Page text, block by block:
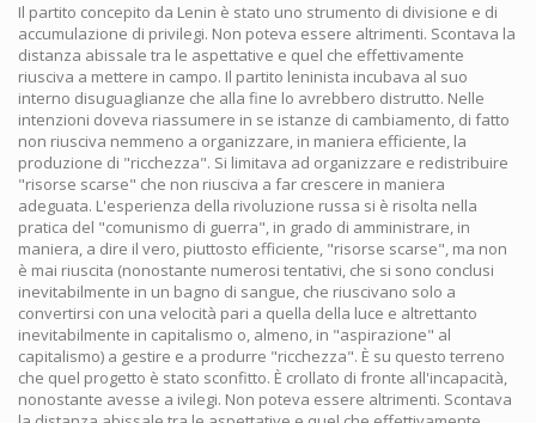
Il partito concepito da Lenin è stato uno strumento di divisione e di
accumulazione di privilegi. Non poteva essere altrimenti. Scontava la
distanza abissale tra le aspettative e quel che effettivamente
riusciva a mettere in campo. Il partito leninista incubava al suo
interno disuguaglianze che alla fine lo avrebbero distrutto. Nelle
intenzioni doveva riassumere in se istanze di cambiamento, di fatto
non riusciva nemmeno a organizzare, in maniera efficiente, la
produzione di "ricchezza". Si limitava ad organizzare e redistribuire
"risorse scarse" che non riusciva a far crescere in maniera
adeguata. L'esperienza della rivoluzione russa si è risolta nella
pratica del "comunismo di guerra", in grado di amministrare, in
maniera, a dire il vero, piuttosto efficiente, "risorse scarse", ma non
è mai riuscita (nonostante numerosi tentativi, che si sono conclusi
inevitabilmente in un bagno di sangue, che riuscivano solo a
convertirsi con una velocità pari a quella della luce e altrettanto
inevitabilmente in capitalismo o, almeno, in "aspirazione" al
capitalismo) a gestire e a produrre "ricchezza". È su questo terreno
che quel progetto è stato sconfitto. È crollato di fronte all'incapacità,
nonostante avesse a ivilegi. Non poteva essere altrimenti. Scontava